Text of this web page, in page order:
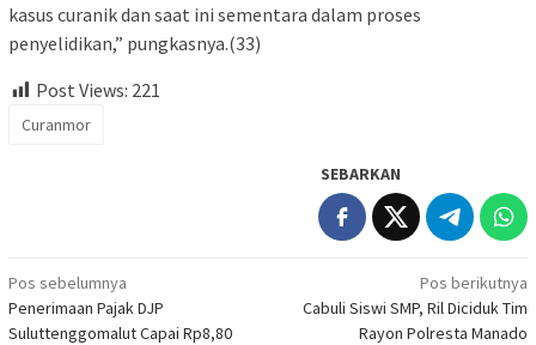
kasus curanik dan saat ini sementara dalam proses
penyelidikan,” pungkasnya.(33)
Post Views: 221
Curanmor
SEBARKAN
Navigasi
pos
Pos sebelumnya
Penerimaan Pajak DJP
Suluttenggomalut Capai Rp8,80
Pos berikutnya
Cabuli Siswi SMP, Ril Diciduk Tim
Rayon Polresta Manado